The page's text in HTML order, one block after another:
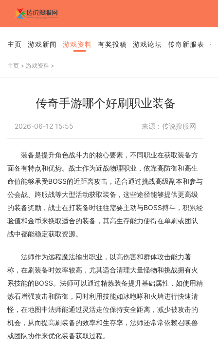
主页 游戏新闻 游戏资料 有奖投稿 游戏论坛 传奇新服表
主页 > 游戏资料 >
传奇手游哪个好刷职业装备
2026-06-12 15:55 来源：传说搜服网
装备是提升角色战斗力的核心要素，不同职业在获取装备方
面各有特点和优势。战士作为近战物理职业，依靠高防御和高生
命值能够承受BOSS的近距离攻击，适合通过挑战高级副本和参与
公会战、跨服战等大型活动获取装备，这些途径能够提供更高级
的装备奖励，战士在打装备时往往需要主动与BOSS搏斗，积累经
验值和金币来换取适合的装备，其高生存能力使得在单刷或团队
战中都能稳定获取资源。
法师作为远程魔法输出职业，以高伤害和群体攻击能力著
称，在刷装备时效率较高，尤其适合清理大量怪物和挑战拥有火
系技能的BOSS。法师可以通过精炼装备提升基础属性，如使用精
炼石增强攻击和防御，同时利用技能如冰咆哮和火墙进行快速清
怪，在地图中法师能通过灵活走位保持安全距离，减少被攻击的
机会，从而提高刷装备的效率和生存率，法师还常常依赖召唤兽
或团队协作来优化装备获取过程。